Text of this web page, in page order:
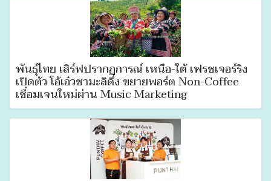
พันธุ์ไทย เสิร์ฟปรากฏการณ์ เหนือ-ใต้ เฟรชเจอร์ริ่ง
เปิดตัว โอ้เอ๋วชามะลิดึ๋ง ขยายพอร์ต Non-Coffee
เชื่อมเจนใหม่ผ่าน Music Marketing